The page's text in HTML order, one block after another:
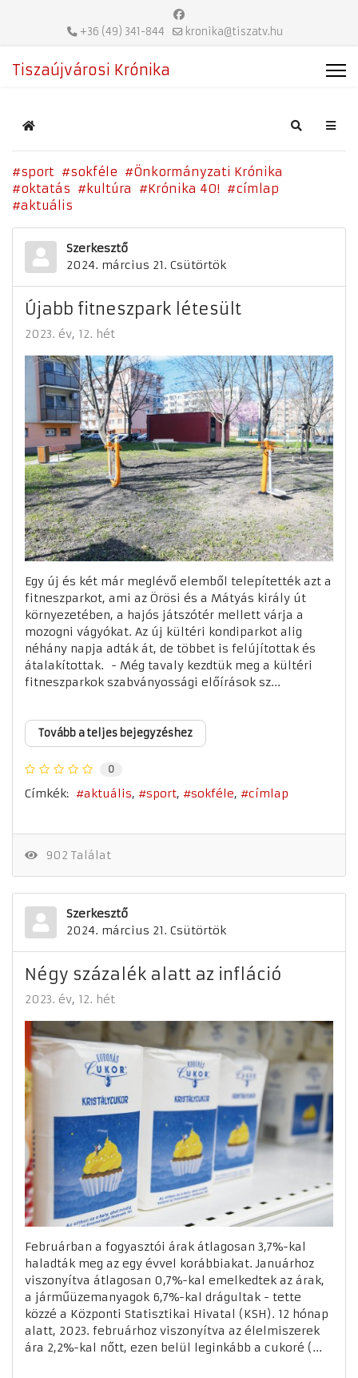
+36 (49) 341-844 kronika@tiszatv.hu
Tiszaújvárosi Krónika
Home Search
sport sokféle
Önkormányzati Krónika
oktatás
kultúra Krónika 40!
címlap
aktuális
Szerkesztő
2024. március 21. Csütörtök
Újabb fitneszpark létesült
2023. év 12. hét
Egy új és két már meglévő elemből telepítették azt a
fitneszparkot, ami az Örösi és a Mátyás király út
környezetében, a hajós játszótér mellett várja a
mozogni vágyókat. Az új kültéri kondiparkot alig
néhány napja adták át, de többet is felújítottak és
átalakítottak. - Még tavaly kezdtük meg a kültéri
fitneszparkok szabványossági előírások sz...
Tovább a teljes bejegyzéshez
0
Címkék: aktuális sport sokféle címlap
902 Találat
Szerkesztő
2024. március 21. Csütörtök
Négy százalék alatt az infláció
2023. év 12. hét
Februárban a fogyasztói árak átlagosan 3,7%-kal
haladták meg az egy évvel korábbiakat. Januárhoz
viszonyítva átlagosan 0,7%-kal emelkedtek az árak,
a járműüzemanyagok 6,7%-kal drágultak - tette
közzé a Központi Statisztikai Hivatal (KSH). 12 hónap
alatt, 2023. februárhoz viszonyítva az élelmiszerek
ára 2,2%-kal nőtt, ezen belül leginkább a cukoré (...